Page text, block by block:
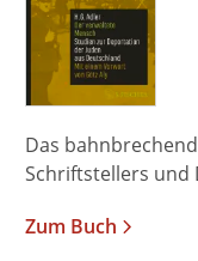
Das
Schriftstellers und
Zum Buch